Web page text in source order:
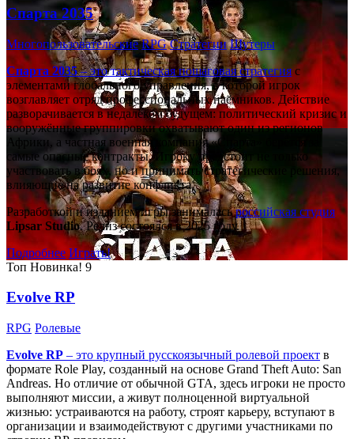
Спарта 2035
Многопользовательские RPG Стратегии Шутеры
Спарта 2035– это тактическаяпошаговая стратегияс
элементами глобального управления, в которой игрок
возглавляет отряд профессиональных наёмников. Действие
разворачивается в недалёком будущем: политический кризис и
вооружённые группировки охватывают один из регионов
Африки, а частная военная компания «Спарта» берётся за
самые опасные контракты. Игроку предстоит не только
участвовать в боях, но и принимать стратегические решения,
влияющие на развитие конфликта.
Разработкой и изданием игры занималасьроссийская студия
Lipsar Studio. Релиз состоялся в 2025 году.
Подробнее Играть!
Топ Новинка! 9
Evolve RP
RPG Ролевые
Evolve RP – это крупный русскоязычный ролевой проект в
формате Role Play, созданный на основе Grand Theft Auto: San
Andreas. Но отличие от обычной GTA, здесь игроки не просто
выполняют миссии, а живут полноценной виртуальной
жизнью: устраиваются на работу, строят карьеру, вступают в
организации и взаимодействуют с другими участниками по